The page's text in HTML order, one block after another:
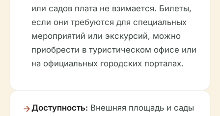
или садов плата не взимается. Билеты,
если они требуются для специальных
мероприятий или экскурсий, можно
приобрести в туристическом офисе или
на официальных городских порталах.
Доступность: Внешняя площадь и сады